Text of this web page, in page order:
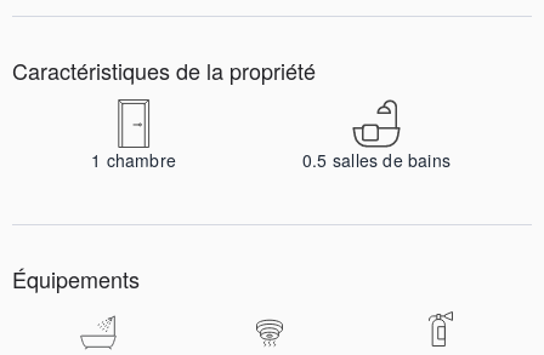
Caractéristiques de la propriété
1 chambre 0.5 salles de bains
Équipements